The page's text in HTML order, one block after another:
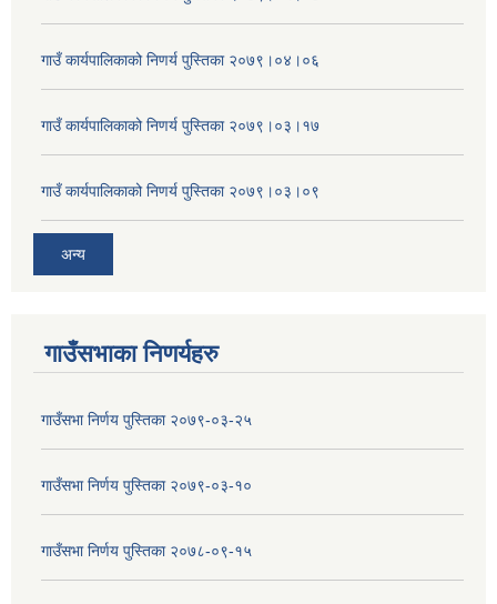
गाउँ कार्यपालिकाको निणर्य पुस्तिका २०७९।०४।०६
गाउँ कार्यपालिकाको निणर्य पुस्तिका २०७९।०३।१७
गाउँ कार्यपालिकाको निणर्य पुस्तिका २०७९।०३।०९
अन्य
गाउँसभाका निणर्यहरु
गाउँसभा निर्णय पुस्तिका २०७९-०३-२५
गाउँसभा निर्णय पुस्तिका २०७९-०३-१०
गाउँसभा निर्णय पुस्तिका २०७८-०९-१५